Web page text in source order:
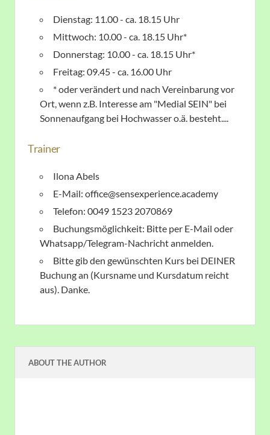
Dienstag: 11.00 - ca. 18.15 Uhr
Mittwoch: 10.00 - ca. 18.15 Uhr*
Donnerstag: 10.00 - ca. 18.15 Uhr*
Freitag: 09.45 - ca. 16.00 Uhr
* oder verändert und nach Vereinbarung vor
Ort, wenn z.B. Interesse am "Medial SEIN" bei
Sonnenaufgang bei Hochwasser o.ä. besteht....
Trainer
Ilona Abels
E-Mail: office@sensexperience.academy
Telefon: 0049 1523 2070869
Buchungsmöglichkeit: Bitte per E-Mail oder
Whatsapp/Telegram-Nachricht anmelden.
Bitte gib den gewünschten Kurs bei DEINER
Buchung an (Kursname und Kursdatum reicht
aus). Danke.
ABOUT THE AUTHOR